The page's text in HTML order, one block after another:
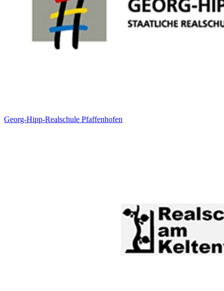
Georg-Hipp-Realschule Pfaffenhofen